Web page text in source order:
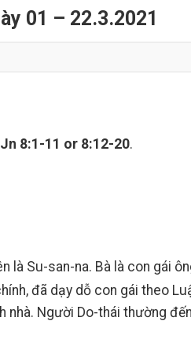
01 – 22.3.2021
8:1-11 or 8:12-20.
là Su-san-na. Bà là con gái
đã dạy dỗ con gái theo
Người Do-thái thường